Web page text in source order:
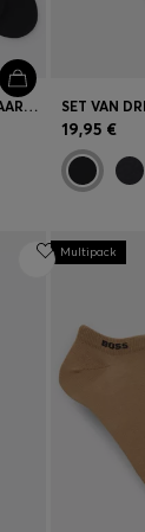
VIJF PAAR SOKKEN IN STANDAARDLENGTE VAN EEN KATOENMIX
19,95 €
Multipack